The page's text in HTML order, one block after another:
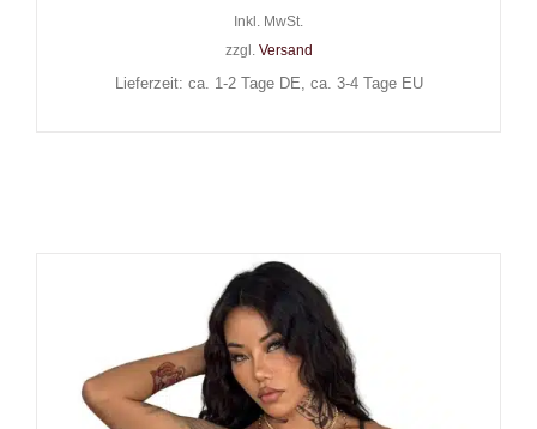
Inkl. MwSt.
zzgl. Versand
Lieferzeit: ca. 1-2 Tage DE, ca. 3-4 Tage EU